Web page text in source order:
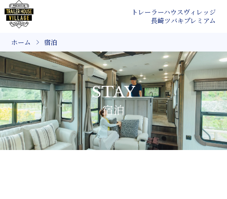
トレーラーハウスヴィレッジ
長崎ツバキプレミアム
ホーム 宿泊
STAY
宿泊